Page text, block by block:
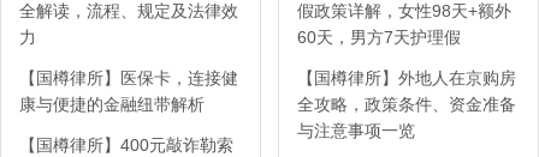
全解读，流程、规定及法律效
力
【国樽律所】医保卡，连接健
康与便捷的金融纽带解析
【国樽律所】400元敲诈勒索
假政策详解，女性98天+额外
60天，男方7天护理假
【国樽律所】外地人在京购房
全攻略，政策条件、资金准备
与注意事项一览